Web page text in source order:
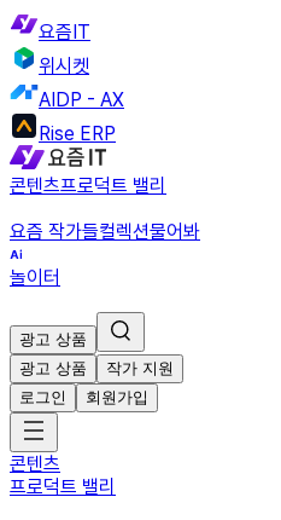
요즘IT
위시켓
AIDP - AX
Rise ERP
콘텐츠프로덕트 밸리
요즘 작가들컬렉션물어봐
놀이터
광고 상품
광고 상품
작가 지원
로그인
회원가입
콘텐츠
프로덕트 밸리